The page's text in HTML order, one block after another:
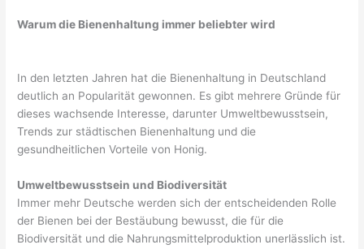
Warum die Bienenhaltung immer beliebter wird
In den letzten Jahren hat die Bienenhaltung in Deutschland
deutlich an Popularität gewonnen. Es gibt mehrere Gründe für
dieses wachsende Interesse, darunter Umweltbewusstsein,
Trends zur städtischen Bienenhaltung und die
gesundheitlichen Vorteile von Honig.
Umweltbewusstsein und Biodiversität
Immer mehr Deutsche werden sich der entscheidenden Rolle
der Bienen bei der Bestäubung bewusst, die für die
Biodiversität und die Nahrungsmittelproduktion unerlässlich ist.